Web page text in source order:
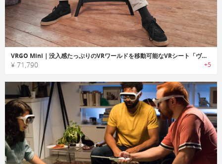
VRGO Mini｜没入感たっぷりのVRワールドを移動可能なVRシート「ヴィーアールゴーミニ」
¥ 71,790 +5